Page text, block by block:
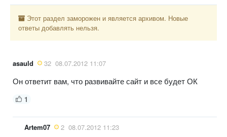
Этот раздел заморожен и является архивом. Новые
ответы добавлять нельзя.
asauld 32 08.07.2012 11:07
Он ответит вам, что развивайте сайт и все будет ОК
1
Artem07 2 08.07.2012 11:23